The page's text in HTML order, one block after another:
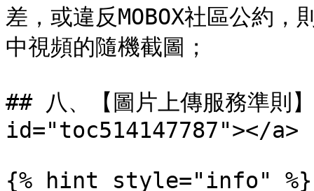
差，或違反MOBOX社區公約
中視頻的隨機截圖；
## 八、【圖片上傳服務準
id="toc514147787"></a>
{% hint style="info" %}